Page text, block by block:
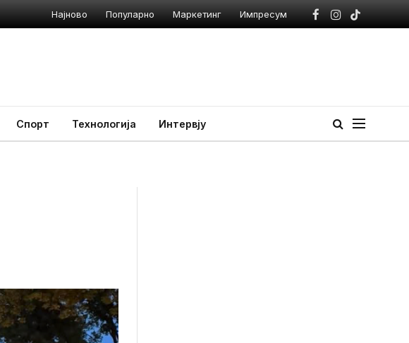
Најново Популарно Маркетинг Импресум
Facebook
Instagram
TikTok
Спорт Технологија Интервју